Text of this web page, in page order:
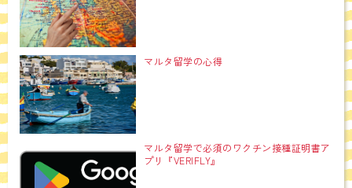
マルタ留学の心得
マルタ留学で必須のワクチン接種証明書ア
プリ『VERIFLY』